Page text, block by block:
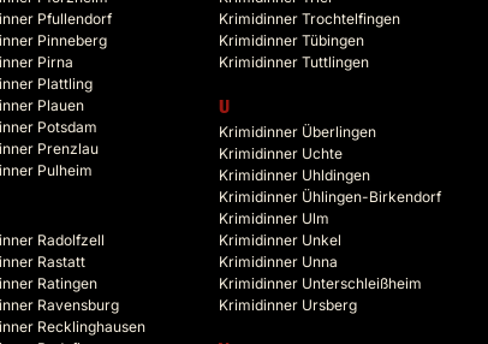
Pfullendorf
Pinneberg
Pirna
Plattling
Plauen
Potsdam
Prenzlau
Pulheim
Radolfzell
Rastatt
Ratingen
Ravensburg
Recklinghausen
Krimidinner Trochtelfingen
Krimidinner Tübingen
Krimidinner Tuttlingen
U
Krimidinner Überlingen
Krimidinner Uchte
Krimidinner Uhldingen
Krimidinner Ühlingen-Birkendorf
Krimidinner Ulm
Krimidinner Unkel
Krimidinner Unna
Krimidinner Unterschleißheim
Krimidinner Ursberg